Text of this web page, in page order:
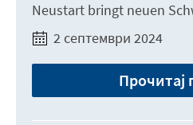
Neustart bringt neuen
2 септември 2024
Прочитај